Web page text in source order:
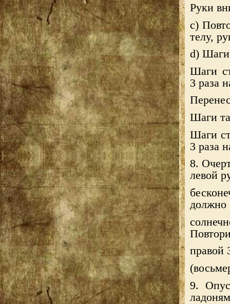
Руки
c)
телу,
d) Шаги
Шаги
3 раза
Шаги
Шаги
3 раза
8.
левой
должно
правой
9.